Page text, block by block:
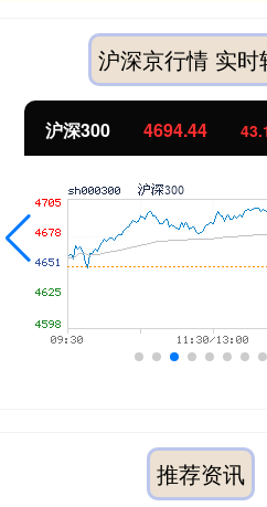
沪深京行情 实时
北证50 1134.24
推荐资讯